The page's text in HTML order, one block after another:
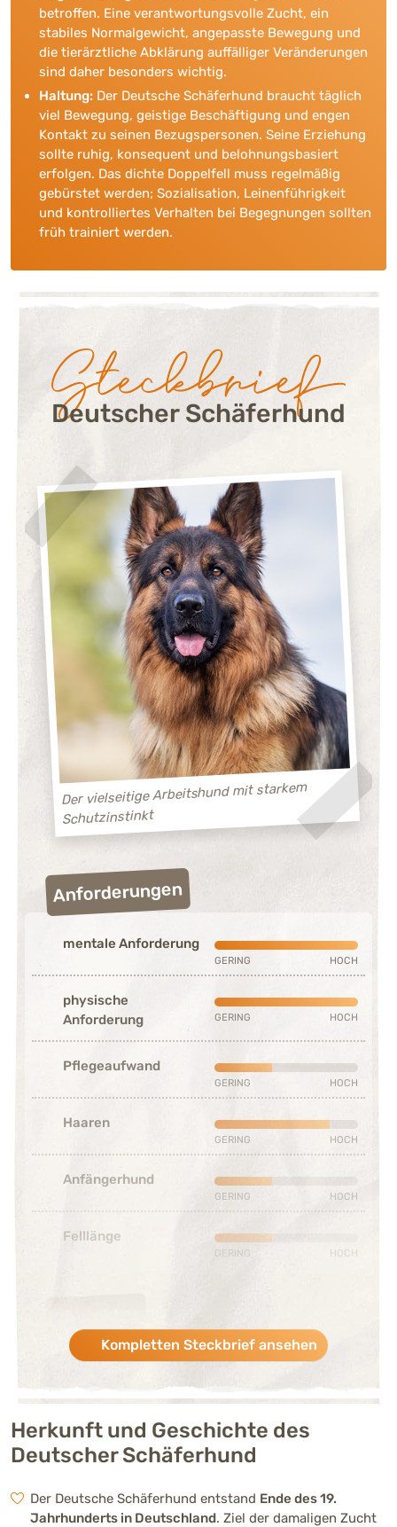
betroffen. Eine verantwortungsvolle Zucht, ein
stabiles Normalgewicht, angepasste Bewegung und
die tierärztliche Abklärung auffälliger Veränderungen
sind daher besonders wichtig.
Haltung: Der Deutsche Schäferhund braucht täglich
viel Bewegung, geistige Beschäftigung und engen
Kontakt zu seinen Bezugspersonen. Seine Erziehung
sollte ruhig, konsequent und belohnungsbasiert
erfolgen. Das dichte Doppelfell muss regelmäßig
gebürstet werden; Sozialisation, Leinenführigkeit
und kontrolliertes Verhalten bei Begegnungen sollten
früh trainiert werden.
Steckbrief:
Deutscher Schäferhund
Der vielseitige Arbeitshund mit starkem
Schutzinstinkt
Anforderungen
mentale Anforderung
Sehr stark ausgeprägt (5 von
GERING HOCH
physische
Anforderung
Sehr stark ausgeprägt (5 von
GERING HOCH
Pflegeaufwand
Schwach ausgeprägt (2 von
GERING HOCH
Haaren
Stark ausgeprägt (4 von 5)
GERING HOCH
Anfängerhund
Schwach ausgeprägt (2 von
GERING HOCH
Felllänge
Schwach ausgeprägt (2 von
GERING HOCH
Verspieltheit
Mittelmäßig ausgeprägt (3
Verspielt, aber stärker arbeits- und
Menschenbezogenhei
Sehr eng an seine Bezugsperson gebunden
und stark auf Zusammenarbeit ausgerichtet.
Kompletten Steckbrief ansehen
Herkunft und Geschichte des
Deutscher Schäferhund
Der Deutsche Schäferhund entstand Ende des 19.
Jahrhunderts in Deutschland. Ziel der damaligen Zucht